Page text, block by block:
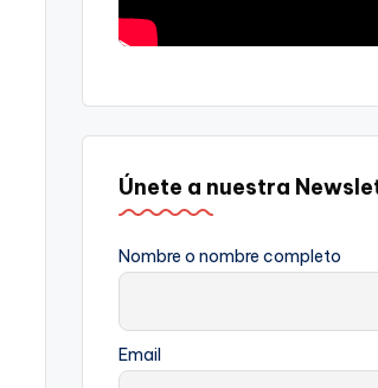
Únete a nuestra
Nombre o nombre completo
Email